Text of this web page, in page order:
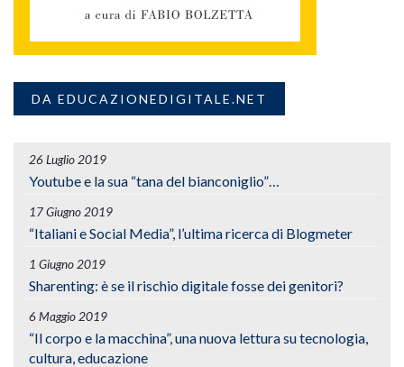
DA EDUCAZIONEDIGITALE.NET
26 Luglio 2019
Youtube e la sua “tana del bianconiglio”…
17 Giugno 2019
“Italiani e Social Media”, l’ultima ricerca di Blogmeter
1 Giugno 2019
Sharenting: è se il rischio digitale fosse dei genitori?
6 Maggio 2019
“Il corpo e la macchina”, una nuova lettura su tecnologia,
cultura, educazione